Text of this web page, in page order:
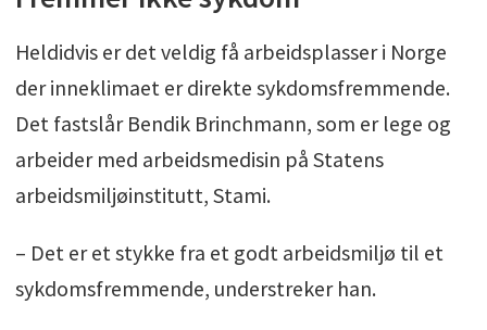
Heldidvis er det veldig få arbeidsplasser i Norge
der inneklimaet er direkte sykdomsfremmende.
Det fastslår Bendik Brinchmann, som er lege og
arbeider med arbeidsmedisin på Statens
arbeidsmiljøinstitutt, Stami.
– Det er et stykke fra et godt arbeidsmiljø til et
sykdomsfremmende, understreker han.